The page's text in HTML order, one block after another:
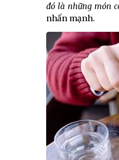
đó là những món
nhấn mạnh.